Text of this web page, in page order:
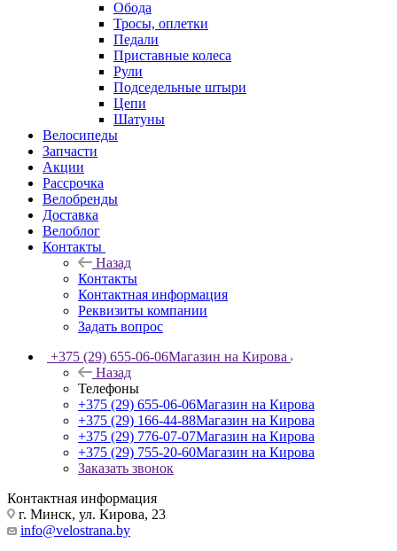
Обода
Тросы, оплетки
Педали
Приставные колеса
Рули
Подседельные штыри
Цепи
Шатуны
Велосипеды
Запчасти
Акции
Рассрочка
Велобренды
Доставка
Велоблог
Контакты
Назад
Контакты
Контактная информация
Реквизиты компании
Задать вопрос
+375 (29) 655-06-06Магазин на Кирова
Назад
Телефоны
+375 (29) 655-06-06Магазин на Кирова
+375 (29) 166-44-88Магазин на Кирова
+375 (29) 776-07-07Магазин на Кирова
+375 (29) 755-20-60Магазин на Кирова
Заказать звонок
Контактная информация
г. Минск, ул. Кирова, 23
info@velostrana.by